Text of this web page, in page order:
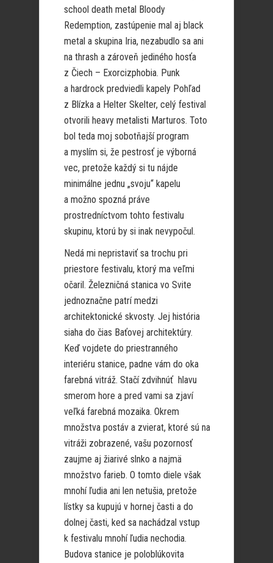
school death metal Bloody
Redemption, zastúpenie mal aj black
metal a skupina Iria, nezabudlo sa ani
na thrash a zároveň jediného hosťa
z Čiech – Exorcizphobia. Punk
a hardrock predviedli kapely Pohľad
z Blízka a Helter Skelter, celý festival
otvorili heavy metalisti Marturos. Toto
bol teda moj sobotňajší program
a myslím si, že pestrosť je výborná
vec, pretože každý si tu nájde
minimálne jednu „svoju“ kapelu
a možno spozná práve
prostredníctvom tohto festivalu
skupinu, ktorú by si inak nevypočul.
Nedá mi nepristaviť sa trochu pri
priestore festivalu, ktorý ma veľmi
očaril. Železničná stanica vo Svite
jednoznačne patrí medzi
architektonické skvosty. Jej história
siaha do čias Baťovej architektúry.
Keď vojdete do priestranného
interiéru stanice, padne vám do oka
farebná vitráž. Stačí zdvihnúť hlavu
smerom hore a pred vami sa zjaví
veľká farebná mozaika. Okrem
množstva postáv a zvierat, ktoré sú na
vitráži zobrazené, vašu pozornosť
zaujme aj žiarivé slnko a najmä
množstvo farieb. O tomto diele však
mnohí ľudia ani len netušia, pretože
lístky sa kupujú v hornej časti a do
dolnej časti, ked sa nachádzal vstup
k festivalu mnohí ľudia nechodia.
Budova stanice je poloblúkovita